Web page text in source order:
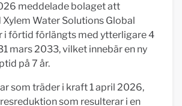
meddelade bolaget att
Water Solutions Global
i förtid förlängts med ytterligare 4
mars 2033, vilket innebär en ny
på 7 år.
som träder i kraft 1 april 2026,
som resulterar i en